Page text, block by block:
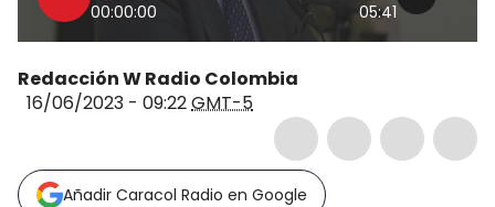
00:00:00 05:41
Redacción W Radio Colombia
16/06/2023 - 09:22GMT-5
Añadir Caracol Radio en Google